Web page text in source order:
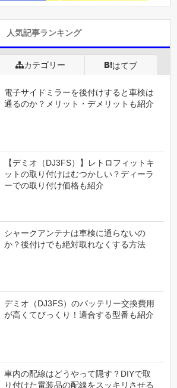
人気記事ランキング
カテゴリー はてブ
電子サイドミラーを後付けすると車検は
通るのか？メリット・デメリットも紹介
【デミオ（DJ3FS）】レトロフィットキ
ットの取り付けはむつかしい？ディーラ
ーでの取り付け価格も紹介
シャークアンテナは車検に通らないの
か？後付けでも絶対取れなくする方法
デミオ（DJ3FS）のバッテリー交換費用
が高くてびっくり！適合する型番も紹介
車内の配線はどうやって隠す？DIYで取
り付けた電装品の配線をスッキリさせる